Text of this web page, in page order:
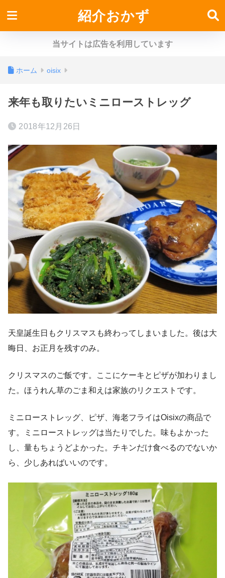
紹介おかず
当サイトは広告を利用しています
ホーム oisix
来年も取りたいミニローストレッグ
2018年12月26日
天皇誕生日もクリスマスも終わってしまいました。後は大
晦日、お正月を残すのみ。
クリスマスのご飯です。ここにケーキとピザが加わりまし
た。ほうれん草のごま和えは家族のリクエストです。
ミニローストレッグ、ピザ、海老フライはOisixの商品で
す。ミニローストレッグは当たりでした。味もよかった
し、量もちょうどよかった。チキンだけ食べるのでないか
ら、少しあればいいのです。